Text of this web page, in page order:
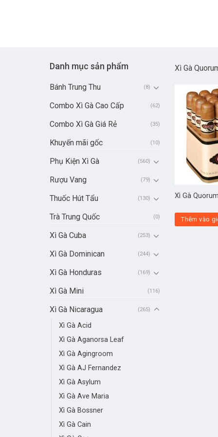
Danh mục sản phẩm
Bánh Trung Thu (8)
Combo Xì Gà Cao Cấp (62)
Combo Xì Gà Giá Rẻ (35)
Khuyến mãi gốc (10)
Phụ Kiện Xì Gà (560)
Rượu Vang (79)
Thuốc Hút Tẩu (130)
Trà Trung Quốc (0)
Xì Gà Cuba (253)
Xì Gà Dominican (244)
Xì Gà Honduras (169)
Xì Gà Mini (116)
Xì Gà Nicaragua (265)
Xì Gà Acid
Xì Gà Aganorsa Leaf
Xì Gà Agingroom
Xì Gà AJ Fernandez
Xì Gà Asylum
Xì Gà Ave Maria
Xì Gà Bossner
Xì Gà Cain
Xì Gà
Xì Gà
Thêm vào